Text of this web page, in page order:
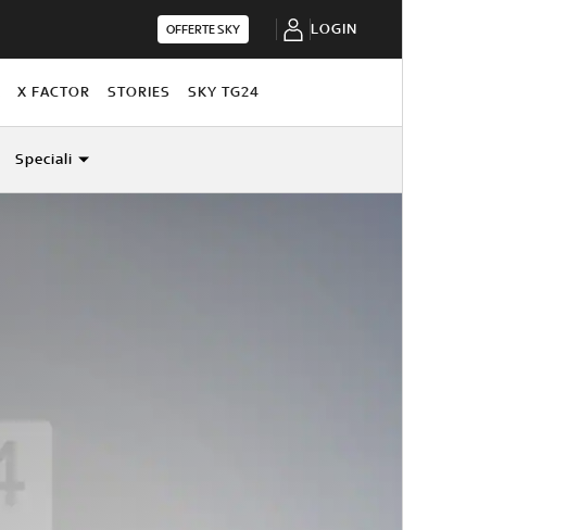
OFFERTE SKY LOGIN
X FACTOR STORIES SKY TG24
Speciali